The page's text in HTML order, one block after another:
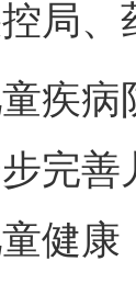
局、
病
完
健